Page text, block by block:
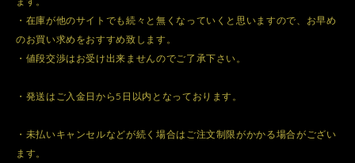
・在庫が他のサイトでも続々と無くなっていくと思いますので、お早め
のお買い求めをおすすめ致します。
・値段交渉はお受け出来ませんのでご了承下さい。
・発送はご入金日から5日以内となっております。
・未払いキャンセルなどが続く場合はご注文制限がかかる場合がござい
ます。